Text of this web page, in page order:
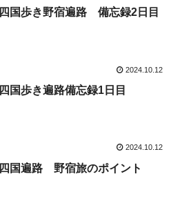
四国歩き野宿遍路 備忘録2日目
2024.10.12
四国歩き遍路備忘録1日目
2024.10.12
四国遍路 野宿旅のポイント